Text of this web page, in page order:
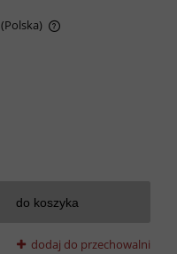
(Polska)
do koszyka
dodaj do przechowalni